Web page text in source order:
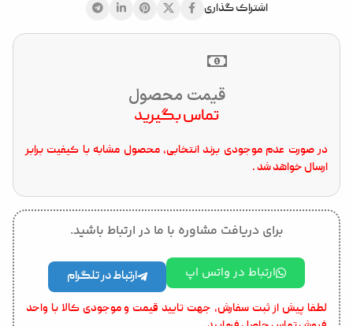
اشتراک گذاری
قیمت محصول
تماس بگیرید
در صورت عدم موجودی برند انتخابی، محصول مشابه با کیفیت برابر
ارسال خواهد شد .
برای دریافت مشاوره با ما در ارتباط باشید.
ارتباط در واتس اپ ارتباط در تلگرام
لطفا پیش از ثبت سفارش، جهت تایید قیمت و موجودی کالا با واحد